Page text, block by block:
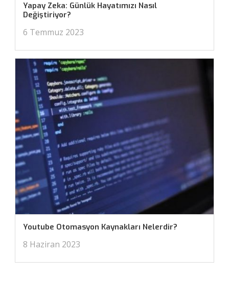
Yapay Zeka: Günlük Hayatımızı Nasıl
Değiştiriyor?
6 Temmuz 2023
Youtube Otomasyon Kaynakları Nelerdir?
8 Haziran 2023